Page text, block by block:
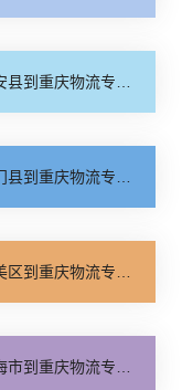
重庆物流专线_上门取件「整车配货」
重庆物流专线_保证时效「诚信为先」
庆物流专线_限时必达「不随意加价」
重庆物流专线_专线快运「全境派送」